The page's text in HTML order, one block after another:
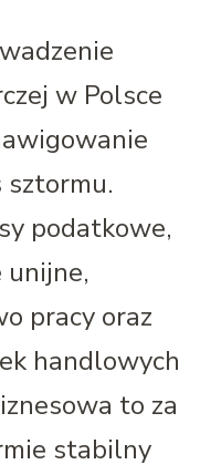
w Polsce
podatkowe,
unijne,
pracy oraz
handlowych
to za
stabilny